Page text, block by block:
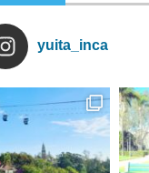
yuita_inca